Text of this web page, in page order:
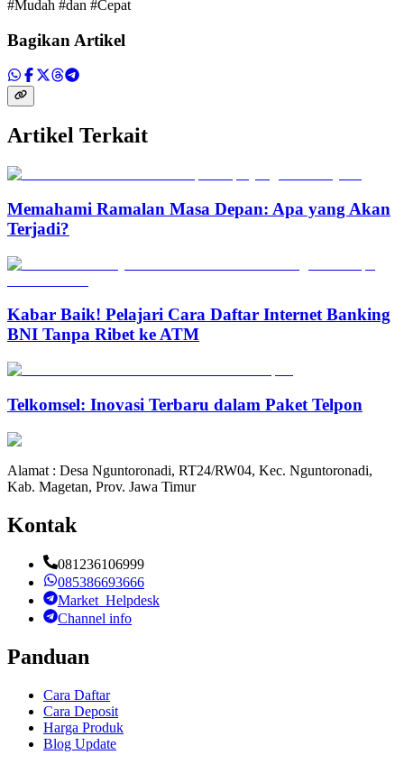
#Mudah #dan #Cepat
Bagikan Artikel
Artikel Terkait
Memahami Ramalan Masa Depan: Apa yang Akan
Terjadi?
Kabar Baik! Pelajari Cara Daftar Internet Banking
BNI Tanpa Ribet ke ATM
Telkomsel: Inovasi Terbaru dalam Paket Telpon
Alamat : Desa Nguntoronadi, RT24/RW04, Kec. Nguntoronadi,
Kab. Magetan, Prov. Jawa Timur
Kontak
081236106999
085386693666
Market_Helpdesk
Channel info
Panduan
Cara Daftar
Cara Deposit
Harga Produk
Blog Update